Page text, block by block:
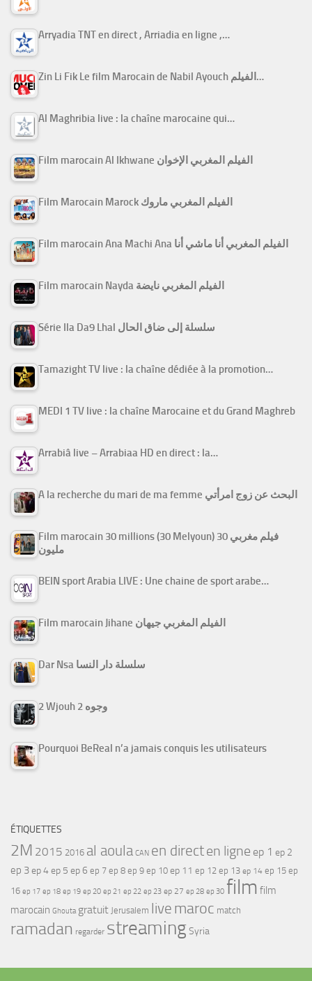
Arryadia TNT en direct , Arriadia en ligne ,…
Zin Li Fik Le film Marocain de Nabil Ayouch الفيلم…
Al Maghribia live : la chaîne marocaine qui…
Film marocain Al Ikhwane الفيلم المغربي الإخوان
Film Marocain Marock الفيلم المغربي ماروك
Film marocain Ana Machi Ana الفيلم المغربي أنا ماشي أنا
Film marocain Nayda الفيلم المغربي نايضة
Série Ila Da9 Lhal سلسلة إلى ضاق الحال
Tamazight TV live : la chaîne dédiée à la promotion…
MEDI 1 TV live : la chaîne Marocaine et du Grand Maghreb
Arrabiâ live – Arrabiaa HD en direct : la…
A la recherche du mari de ma femme البحث عن زوج امرأتي
Film marocain 30 millions (30 Melyoun) فيلم مغربي 30
مليون
BEIN sport Arabia LIVE : Une chaine de sport arabe…
Film marocain Jihane الفيلم المغربي جيهان
Dar Nsa سلسلة دار النسا
2 Wjouh 2 وجوه
Pourquoi BeReal n’a jamais conquis les utilisateurs
ÉTIQUETTES
2M 2015 2016 al aoula CAN en directen ligne ep 1 ep 2
ep 3ep 4ep 5 ep 6 ep 7 ep 8 ep 9 ep 10 ep 11 ep 12 ep 13 ep 14 ep 15 ep
16 ep 17 ep 18 ep 19 ep 20 ep 21 ep 22 ep 23 ep 27 ep 28 ep 30 film film
marocain Ghouta gratuit Jerusalem live maroc match
ramadan regarder streamingSyria